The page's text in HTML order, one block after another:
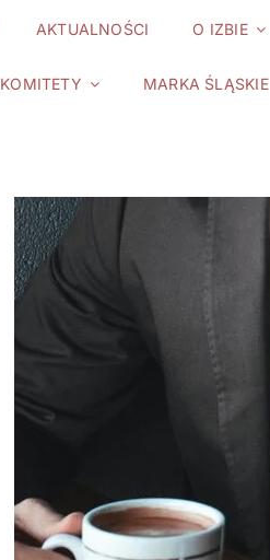
AKTUALNOŚCI O IZBIE
KOMITETY MARKA ŚLĄSKIE